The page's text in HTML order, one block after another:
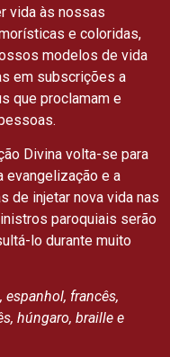
vida às nossas
e coloridas,
modelos de vida
em subscrições a
que proclamam e
Divina volta-se para
evangelização e a
de injetar nova vida nas
paroquiais serão
lo durante muito
francês,
húngaro, braille e